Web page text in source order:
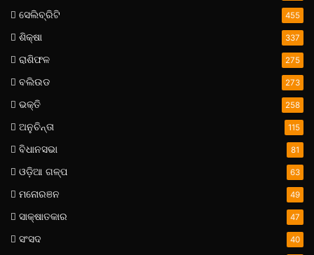
ସେଲିବ୍ରିଟି 455
ଶିକ୍ଷା 337
ରାଶିଫଳ 275
ବଲିଉଡ 273
ଭକ୍ତି 258
ଅନୁଚିନ୍ତା 115
ବିଧାନସଭା 81
ଓଡ଼ିଆ ଗଳ୍ପ 63
ମନୋରଞନ 49
ସାକ୍ଷାତକାର 47
ସଂସଦ 40